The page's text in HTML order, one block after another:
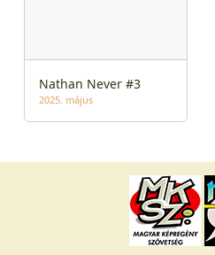
Nathan Never #3
2025. május